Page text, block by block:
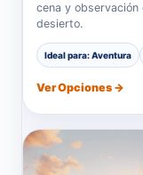
cena y
desierto.
Ideal para: Aventura
Ver Opciones →